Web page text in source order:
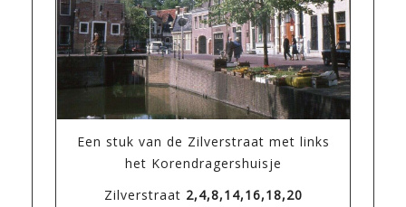
Een stuk van de Zilverstraat met links
het Korendragershuisje
Zilverstraat 2,4,8,14,16,18,20